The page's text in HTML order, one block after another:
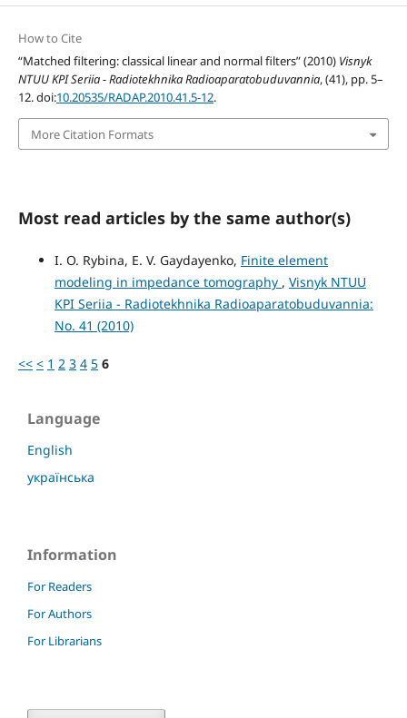
How to Cite
“Matched filtering: classical linear and normal filters” (2010) Visnyk
NTUU KPI Seriia - Radiotekhnika Radioaparatobuduvannia, (41), pp. 5–
12. doi:10.20535/RADAP.2010.41.5-12.
More Citation Formats
Most read articles by the same author(s)
I. O. Rybina, E. V. Gaydayenko, Finite element
modeling in impedance tomography , Visnyk NTUU
KPI Seriia - Radiotekhnika Radioaparatobuduvannia:
No. 41 (2010)
<< < 1 2 3 4 5 6
Language
English
українська
Information
For Readers
For Authors
For Librarians